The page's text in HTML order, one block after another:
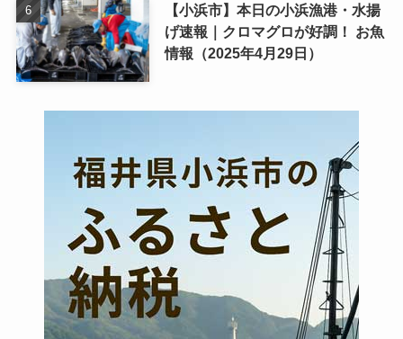
【小浜市】本日の小浜漁港・水揚
げ速報｜クロマグロが好調！ お魚
情報（2025年4月29日）